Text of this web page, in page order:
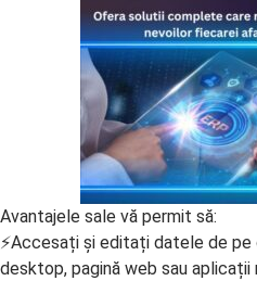
Avantajele sale vă permit să:
⚡Accesați și editați datele de
desktop, pagină web sau aplicații